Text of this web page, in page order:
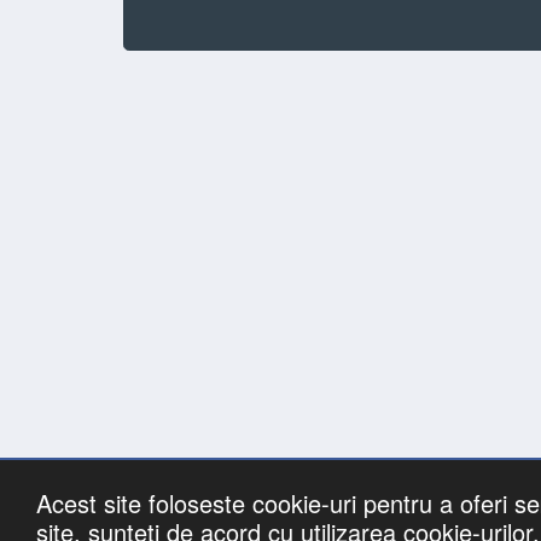
Acest site foloseste cookie-uri pentru a oferi
site, sunteti de acord cu utilizarea cookie-urilor.
Lista cu